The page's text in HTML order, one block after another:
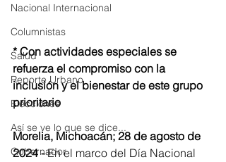
Nacional Internacional
Columnistas
Salud
Reporte Urbano
Elecciones
Así se ve lo que se dice...
Gobernador
* Con actividades especiales se
refuerza el compromiso con la
inclusión y el bienestar de este grupo
prioritario
Morelia, Michoacán; 28 de agosto de
2024 - En el marco del Día Nacional